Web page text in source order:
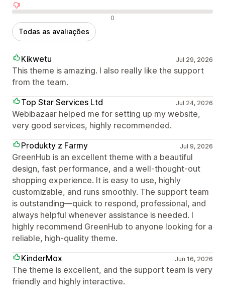
0
Todas as avaliações
Kikwetu Jul 29, 2026
This theme is amazing. I also really like the support
from the team.
Top Star Services Ltd
Jul 24, 2026
Webibazaar helped me for setting up my website,
very good services, highly recommended.
Produkty z Farmy
Jul 9, 2026
GreenHub is an excellent theme with a beautiful
design, fast performance, and a well-thought-out
shopping experience. It is easy to use, highly
customizable, and runs smoothly. The support team
is outstanding—quick to respond, professional, and
always helpful whenever assistance is needed. I
highly recommend GreenHub to anyone looking for a
reliable, high-quality theme.
KinderMox
Jun 16, 2026
The theme is excellent, and the support team is very
friendly and highly interactive.